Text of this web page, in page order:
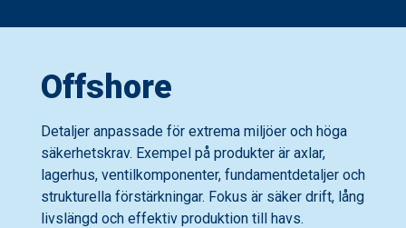
Offshore
Detaljer anpassade för extrema miljöer och höga
säkerhetskrav. Exempel på produkter är axlar,
lagerhus, ventilkomponenter, fundamentdetaljer och
strukturella förstärkningar. Fokus är säker drift, lång
livslängd och effektiv produktion till havs.